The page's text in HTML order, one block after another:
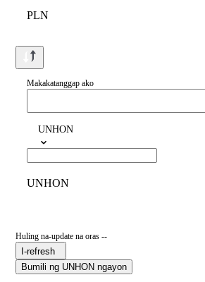
PLN
Makakatanggap ako
UNHON
UNHON
Huling na-update na oras --
I-refresh
Bumili ng UNHON ngayon